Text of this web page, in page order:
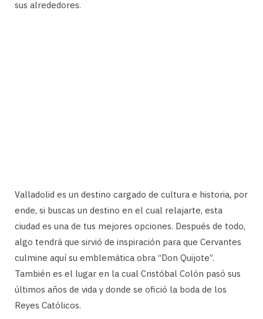
sus alrededores.
Valladolid es un destino cargado de cultura e historia, por
ende, si buscas un destino en el cual relajarte, esta
ciudad es una de tus mejores opciones. Después de todo,
algo tendrá que sirvió de inspiración para que Cervantes
culmine aquí su emblemática obra “Don Quijote”.
También es el lugar en la cual Cristóbal Colón pasó sus
últimos años de vida y donde se ofició la boda de los
Reyes Católicos.